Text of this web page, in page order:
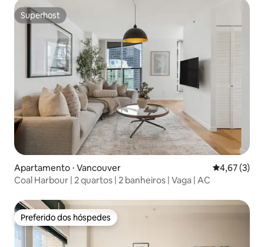
Superhost
Superhost
Apartamento ⋅ Vancouver 4,67 de
4,67 (3)
Coal Harbour | 2 quartos | 2 banheiros | Vaga | AC
Preferido dos hóspedes
Preferido dos hóspedes